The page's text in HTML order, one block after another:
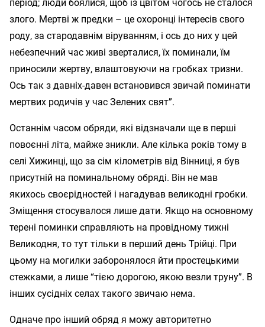
період; люди боялися, щоб із цвітом чогось не сталося
злого. Мертві ж предки – це охоронці інтересів свого
роду, за стародавнім віруванням, і ось до них у цей
небезпечний час живі зверталися, їх поминали, їм
приносили жертву, влаштовуючи на гробках тризни.
Ось так з давніх-давен встановився звичай поминати
мертвих родичів у час Зелених свят”.
Останнім часом обряди, які відзначали ще в перші
повоєнні літа, майже зникли. Але кілька років тому в
селі Хижинці, що за сім кілометрів від Вінниці, я був
присутній на поминальному обряді. Він не мав
якихось своєрідностей і нагадував великодні гробки.
Зміщення стосувалося лише дати. Якщо на основному
терені поминки справляють на провідному тижні
Великодня, то тут тільки в перший день Трійці. При
цьому на могилки заборонялося йти простецькими
стежками, а лише “тією дорогою, якою везли труну”. В
інших сусідніх селах такого звичаю нема.
Одначе про інший обряд я можу авторитетно